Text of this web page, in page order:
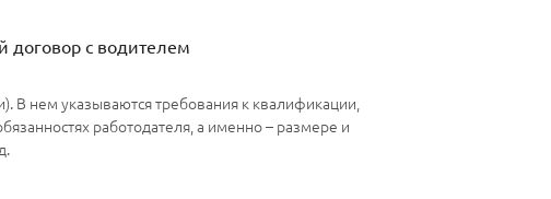
договор с водителем
В нем указываются требования к квалификации,
работодателя, а именно – размере и